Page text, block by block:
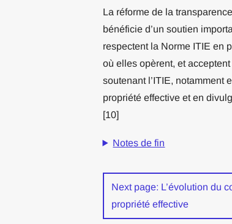
La réforme de la
bénéficie d’un soutien
respectent la Norme ITIE en
où elles opèrent, et
soutenant l’ITIE, notamment
propriété effective et en
[10]
Notes de fin
Next page: L’évolution du
propriété effective